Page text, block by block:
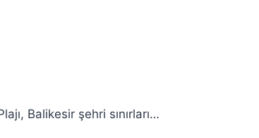
Balikesir şehri sınırları…